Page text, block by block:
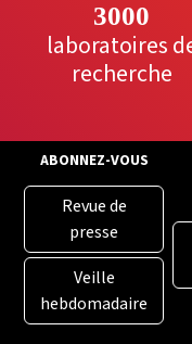
3000
laboratoires
recherche
ABONNEZ-VOUS
Revue de
presse
Veille
hebdomadaire